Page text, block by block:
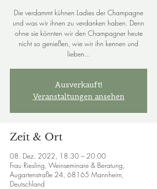
Die verdammt kühnen Ladies der Champagne
und was wir ihnen zu verdanken haben. Denn
ohne sie könnten wir den Champagner heute
nicht so genießen, wie wir ihn kennen und
lieben...
Ausverkauft!
Veranstaltungen ansehen
Zeit & Ort
08. Dez. 2022, 18:30 – 20:00
Frau Riesling, Weinseminare & Beratung,
Augartenstraße 24, 68165 Mannheim,
Deutschland